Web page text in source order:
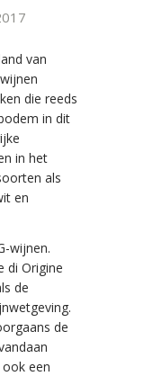
van
die reeds
in dit
in het
als
en
wijnen.
di Origine
de
de
een